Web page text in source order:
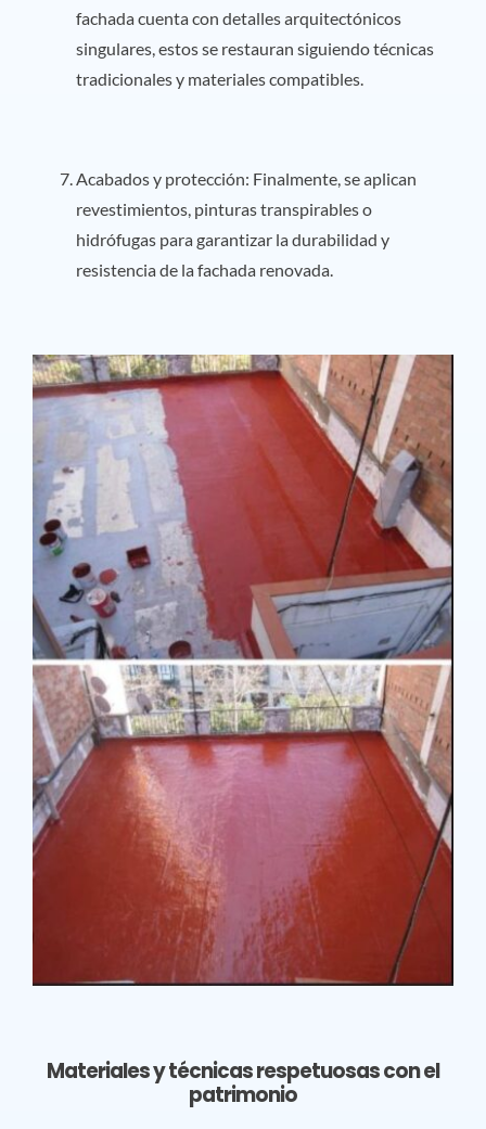
fachada cuenta con detalles arquitectónicos
singulares, estos se restauran siguiendo técnicas
tradicionales y materiales compatibles.
Acabados y protección: Finalmente, se aplican
revestimientos, pinturas transpirables o
hidrófugas para garantizar la durabilidad y
resistencia de la fachada renovada.
Materiales y técnicas respetuosas con el
patrimonio